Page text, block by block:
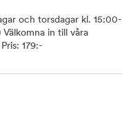
och torsdagar kl. 15:00-
in till våra
179:-